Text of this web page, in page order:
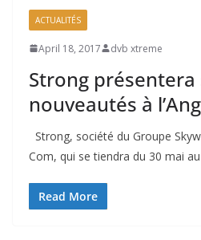
ACTUALITÉS
April 18, 2017 dvb xtreme
Strong présentera
nouveautés à
Strong, société du Groupe
Com, qui se tiendra du 30 mai
Read More